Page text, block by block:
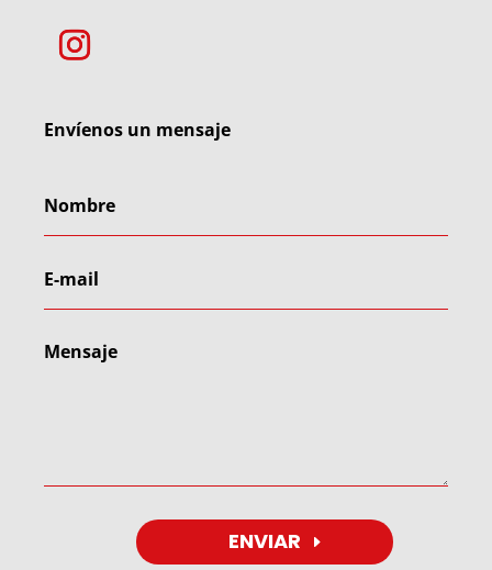
Envíenos un mensaje
ENVIAR